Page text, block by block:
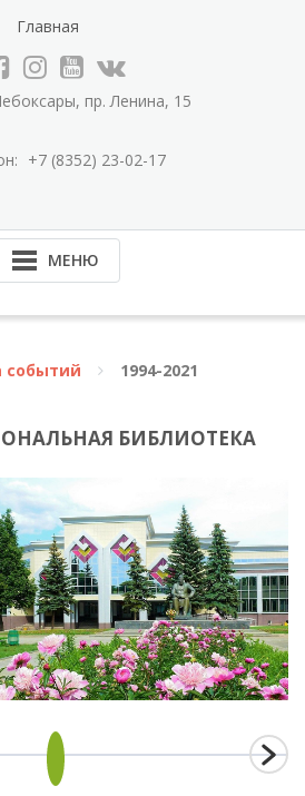
Главная
пр. Ленина, 15
+7 (8352) 23-02-17
МЕНЮ
событий 1994-2021
БИБЛИОТЕКА